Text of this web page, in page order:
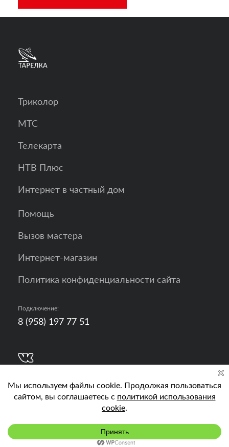
Подключить
Триколор
МТС
Телекарта
НТВ Плюс
Интернет в частный дом
Помощь
Вызов мастера
Интернет-магазин
Политика конфиденциальности сайта
Подключение:
8 (958) 197 77 51
Кислород